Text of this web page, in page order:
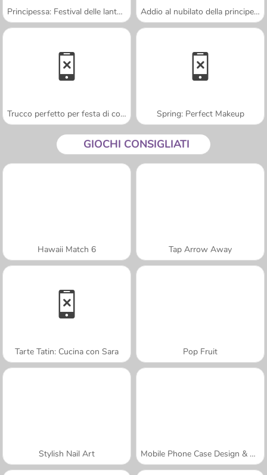
Principessa: Festival delle lanterne Addio al nubilato della principessa
Trucco perfetto per festa di compleanno Spring: Perfect Makeup
GIOCHI CONSIGLIATI
Hawaii Match 6 Tap Arrow Away
Tarte Tatin: Cucina con Sara Pop Fruit
Stylish Nail Art Mobile Phone Case Design & DIY